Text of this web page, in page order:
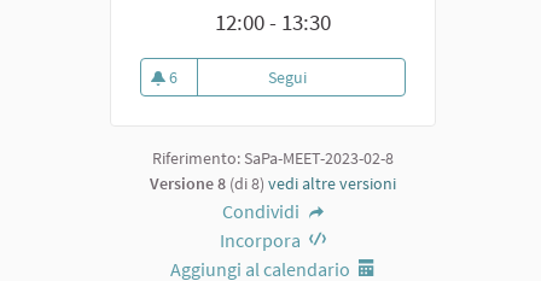
12:00 - 13:30
6
6 sostenitori
Segui
Riferimento: SaPa-MEET-2023-02-8
Versione 8 (di 8) vedi altre versioni
Condividi
Incorpora
Aggiungi al calendario